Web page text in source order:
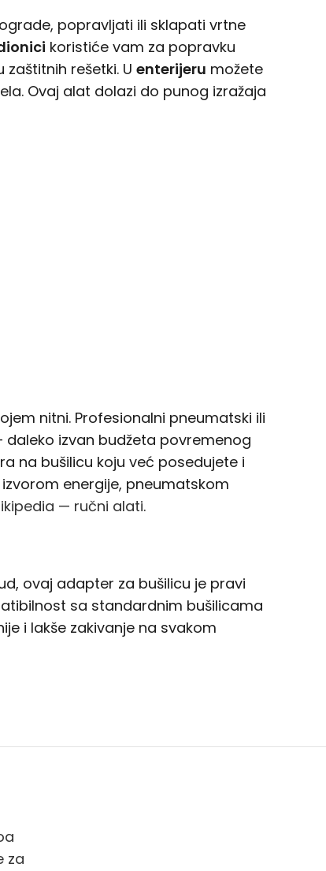
popravljati ili sklapati vrtne
koristiće vam za popravku
rešetki. U enterijeru možete
Ovaj alat dolazi do punog izražaja
nitni. Profesionalni pneumatski ili
daleko izvan budžeta povremenog
na bušilicu koju već posedujete i
energije, pneumatskom
— ručni alati.
ovaj adapter za bušilicu je pravi
sa standardnim bušilicama
i lakše zakivanje na svakom